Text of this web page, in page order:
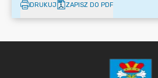
DRUKUJ ZAPISZ DO PDF